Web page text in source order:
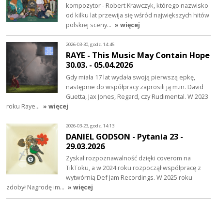
kompozytor - Robert Krawczyk, którego nazwisko
od kilku lat przewija się wśród największych hitów
polskiej sceny… » więcej
2026-03-30, godz. 14:45
RAYE - This Music May Contain Hope
30.03. - 05.04.2026
Gdy miała 17 lat wydała swoją pierwszą epkę,
następnie do współpracy zaprosili ją m.in. David
Guetta, Jax Jones, Regard, czy Rudimental. W 2023
roku Raye… » więcej
2026-03-23, godz. 14:13
DANIEL GODSON - Pytania 23 -
29.03.2026
Zyskał rozpoznawalność dzięki coverom na
TikToku, a w 2024 roku rozpoczął współpracę z
wytwórnią Def Jam Recordings. W 2025 roku
zdobył Nagrodę im… » więcej